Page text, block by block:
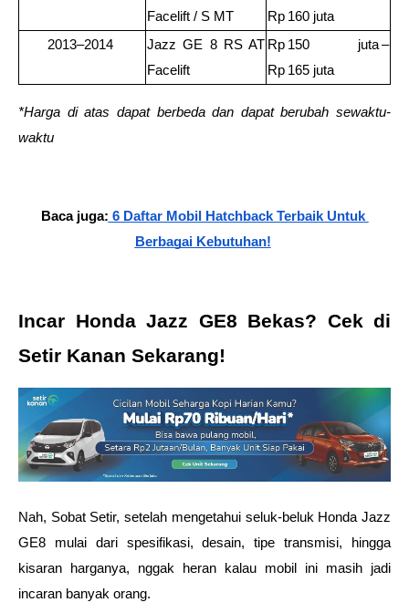
Facelift / S MT
Rp 160 juta
2013–2014
Jazz GE 8 RS AT
Facelift
Rp 150 juta –
Rp 165 juta
*Harga di atas dapat berbeda dan dapat berubah sewaktu-
waktu
Baca juga: 6 Daftar Mobil Hatchback Terbaik Untuk
Berbagai Kebutuhan!
Incar Honda Jazz GE8 Bekas? Cek di
Setir Kanan Sekarang!
Nah, Sobat Setir, setelah mengetahui seluk-beluk Honda Jazz
GE8 mulai dari spesifikasi, desain, tipe transmisi, hingga
kisaran harganya, nggak heran kalau mobil ini masih jadi
incaran banyak orang.